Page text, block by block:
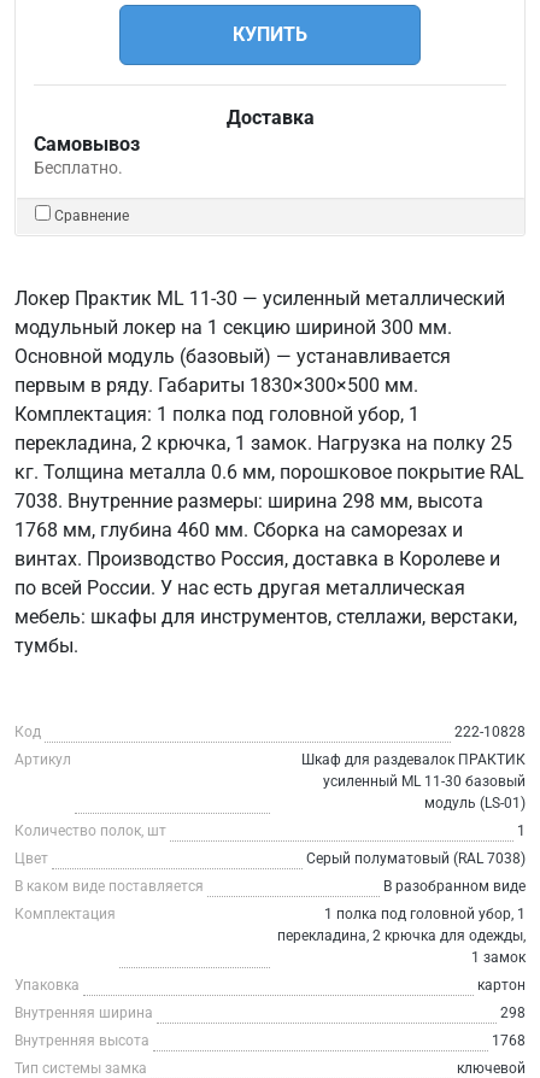
КУПИТЬ
Доставка
Самовывоз
Бесплатно.
Сравнение
Локер Практик ML 11-30 — усиленный металлический
модульный локер на 1 секцию шириной 300 мм.
Основной модуль (базовый) — устанавливается
первым в ряду. Габариты 1830×300×500 мм.
Комплектация: 1 полка под головной убор, 1
перекладина, 2 крючка, 1 замок. Нагрузка на полку 25
кг. Толщина металла 0.6 мм, порошковое покрытие RAL
7038. Внутренние размеры: ширина 298 мм, высота
1768 мм, глубина 460 мм. Сборка на саморезах и
винтах. Производство Россия, доставка в Королеве и
по всей России. У нас есть другая металлическая
мебель: шкафы для инструментов, стеллажи, верстаки,
тумбы.
Код
222-10828
Артикул
Шкаф для раздевалок ПРАКТИК
усиленный ML 11-30 базовый
модуль (LS-01)
Количество полок, шт
1
Цвет
Серый полуматовый (RAL 7038)
В каком виде поставляется
В разобранном виде
Комплектация
1 полка под головной убор, 1
перекладина, 2 крючка для одежды,
1 замок
Упаковка
картон
Внутренняя ширина
298
Внутренняя высота
1768
Тип системы замка
ключевой